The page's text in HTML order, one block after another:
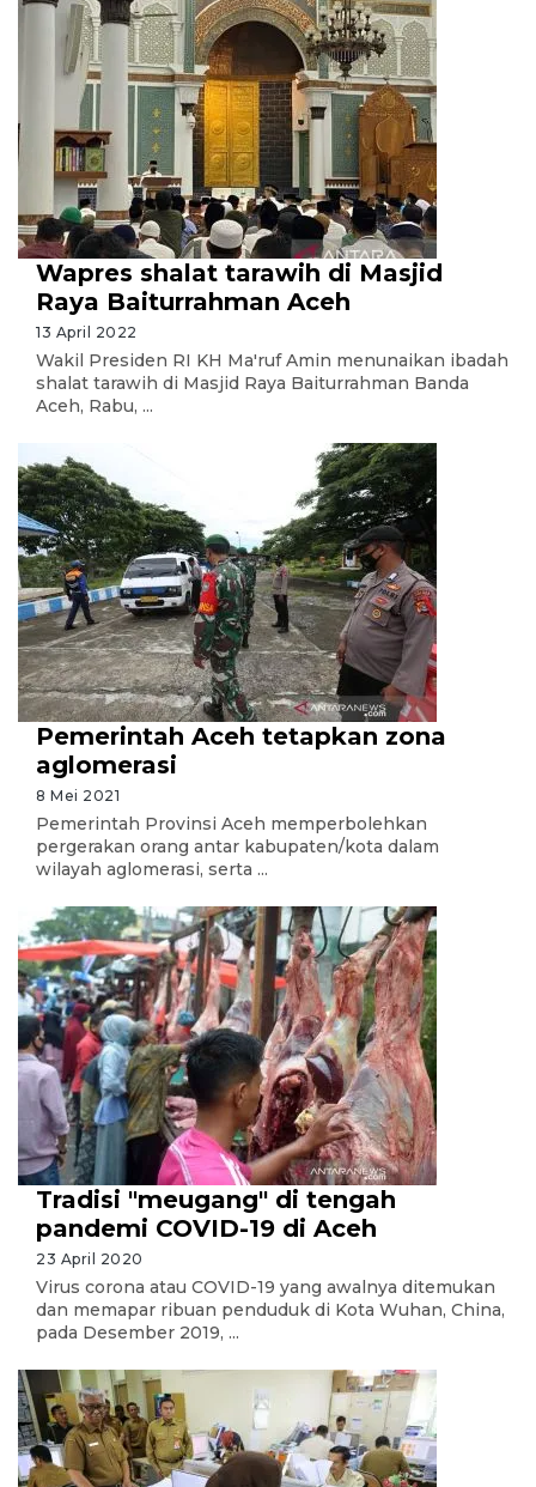
Wapres shalat tarawih di Masjid
Raya Baiturrahman Aceh
13 April 2022
Wakil Presiden RI KH Ma'ruf Amin menunaikan ibadah
shalat tarawih di Masjid Raya Baiturrahman Banda
Aceh, Rabu, ...
Pemerintah Aceh tetapkan zona
aglomerasi
8 Mei 2021
Pemerintah Provinsi Aceh memperbolehkan
pergerakan orang antar kabupaten/kota dalam
wilayah aglomerasi, serta ...
Tradisi "meugang" di tengah
pandemi COVID-19 di Aceh
23 April 2020
Virus corona atau COVID-19 yang awalnya ditemukan
dan memapar ribuan penduduk di Kota Wuhan, China,
pada Desember 2019, ...